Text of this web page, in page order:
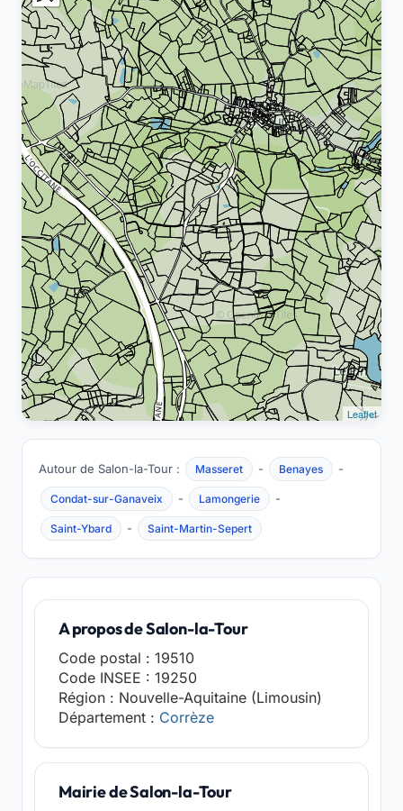
Leaflet
Autour de Salon-la-Tour : Masseret - Benayes -
Condat-sur-Ganaveix - Lamongerie -
Saint-Ybard - Saint-Martin-Sepert
A propos de Salon-la-Tour
Code postal : 19510
Code INSEE : 19250
Région : Nouvelle-Aquitaine (Limousin)
Département : Corrèze
Mairie de Salon-la-Tour